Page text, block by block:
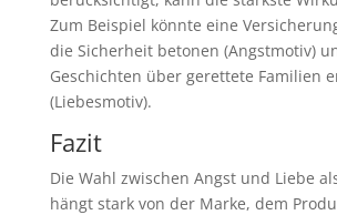
Zum Beispiel könnte eine
die Sicherheit betonen (Angstmotiv)
Geschichten über gerettete Familien
(Liebesmotiv).
Fazit
Die Wahl zwischen Angst und Liebe
hängt stark von der Marke, dem